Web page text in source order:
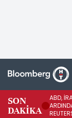
SON
DAKİKA
ABD,